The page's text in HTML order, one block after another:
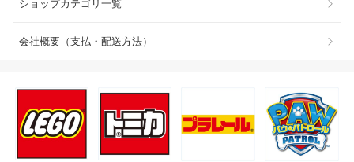
ショップカテゴリ一覧
会社概要（支払・配送方法）